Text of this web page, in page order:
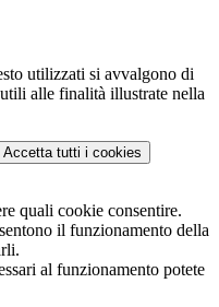
utilizzati si avvalgono di
alle finalità illustrate nella
Accetta tutti i cookies
quali cookie consentire.
il funzionamento della
al funzionamento potete